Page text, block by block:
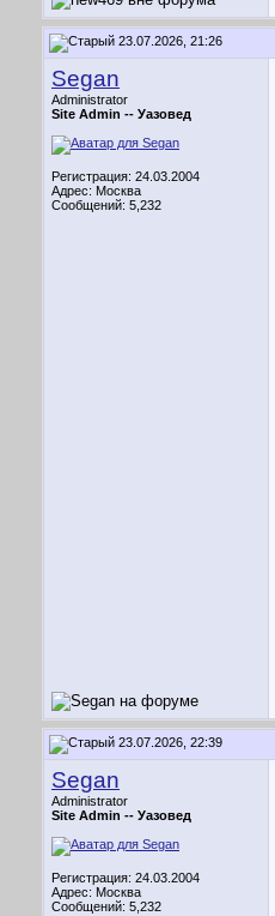
23.07.2026, 21:26
Segan
Administrator
Site Admin -- Уазовед
Регистрация: 24.03.2004
Адрес: Москва
Сообщений: 5,232
23.07.2026, 22:39
Segan
Administrator
Site Admin -- Уазовед
Регистрация: 24.03.2004
Адрес: Москва
Сообщений: 5,232